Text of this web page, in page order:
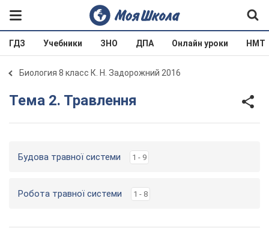
ГДЗ Учебники ЗНО ДПА Онлайн уроки НМТ
Биология 8 класс К. Н. Задорожний 2016
Тема 2. Травлення
Будова травної системи 1 - 9
Робота травної системи 1 - 8